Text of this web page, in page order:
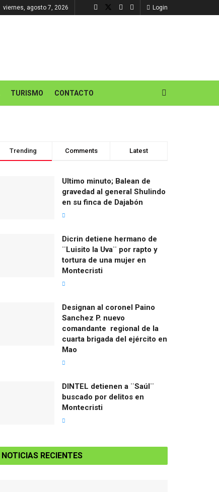
viernes, agosto 7, 2026 Login
TURISMO CONTACTO
Trending Comments Latest
Ultimo minuto; Balean de
gravedad al general Shulindo
en su finca de Dajabón
Dicrin detiene hermano de
¨Luisito la Uva¨ por rapto y
tortura de una mujer en
Montecristi
Designan al coronel Paino
Sanchez P. nuevo
comandante regional de la
cuarta brigada del ejército en
Mao
DINTEL detienen a ¨Saúl¨
buscado por delitos en
Montecristi
NOTICIAS RECIENTES